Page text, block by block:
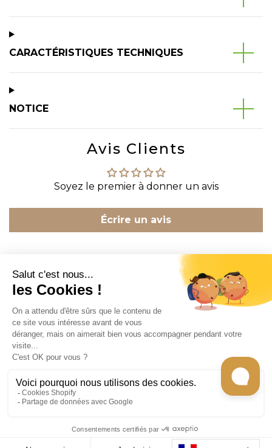
CARACTÉRISTIQUES TECHNIQUES
NOTICE
Avis Clients
Soyez le premier à donner un avis
Écrire un avis
CONTACT
INFORMATION
EN SAVOIR PLUS
RECEVEZ LES RECETTES DE CHEF CARO
Tous les droits sont réservés © 2026Geckostore -